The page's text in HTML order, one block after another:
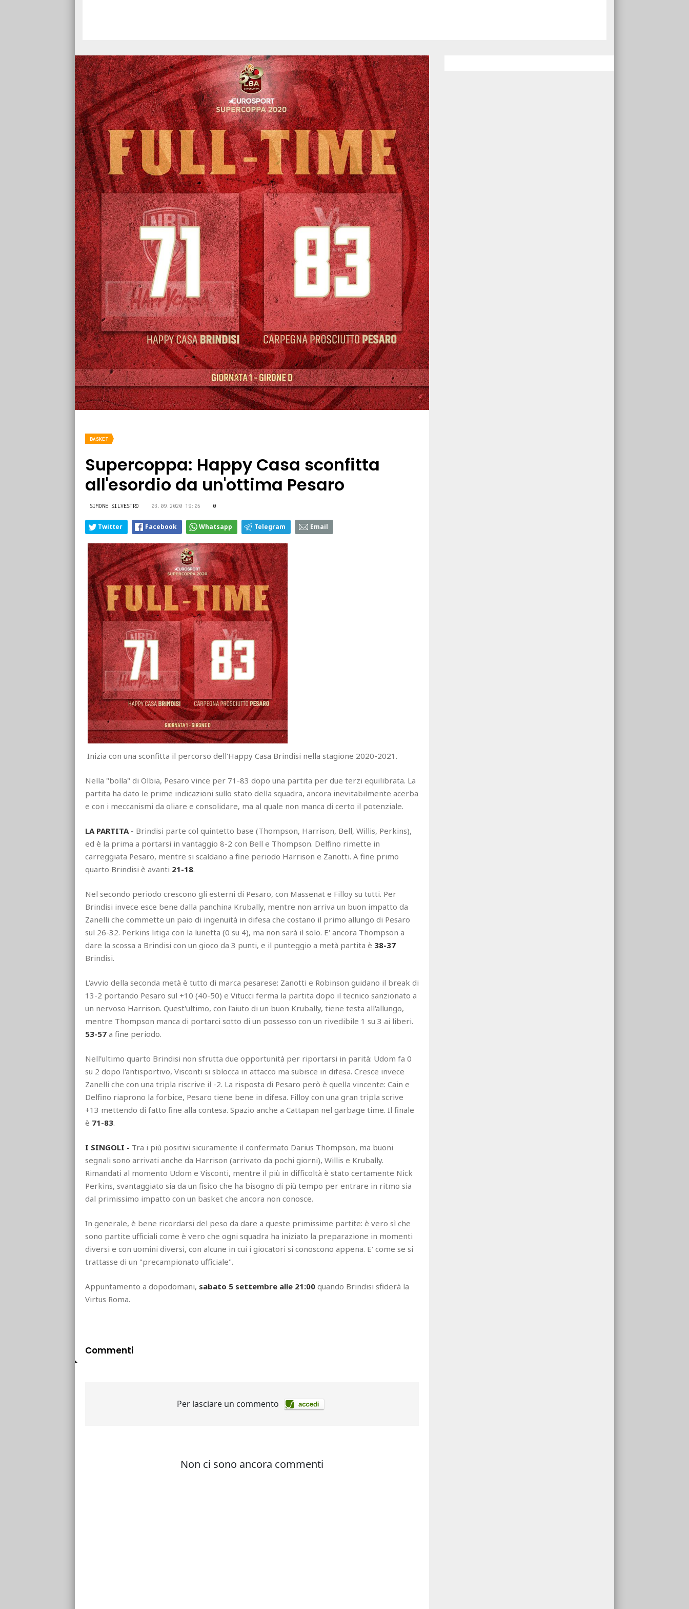
BASKET
Supercoppa: Happy Casa sconfitta
all'esordio da un'ottima Pesaro
SIMONE SILVESTRO 03.09.2020 19:05 0
Twitter Facebook Whatsapp Telegram Email
Inizia con una sconfitta il percorso dell'Happy Casa Brindisi nella stagione 2020-2021.
Nella "bolla" di Olbia, Pesaro vince per 71-83 dopo una partita per due terzi equilibrata. La
partita ha dato le prime indicazioni sullo stato della squadra, ancora inevitabilmente acerba
e con i meccanismi da oliare e consolidare, ma al quale non manca di certo il potenziale.
LA PARTITA- Brindisi parte col quintetto base (Thompson, Harrison, Bell, Willis, Perkins),
ed è la prima a portarsi in vantaggio 8-2 con Bell e Thompson. Delfino rimette in
carreggiata Pesaro, mentre si scaldano a fine periodo Harrison e Zanotti. A fine primo
quarto Brindisi è avanti 21-18.
Nel secondo periodo crescono gli esterni di Pesaro, con Massenat e Filloy su tutti. Per
Brindisi invece esce bene dalla panchina Krubally, mentre non arriva un buon impatto da
Zanelli che commette un paio di ingenuità in difesa che costano il primo allungo di Pesaro
sul 26-32. Perkins litiga con la lunetta (0 su 4), ma non sarà il solo. E' ancora Thompson a
dare la scossa a Brindisi con un gioco da 3 punti, e il punteggio a metà partita è 38-37
Brindisi.
L'avvio della seconda metà è tutto di marca pesarese: Zanotti e Robinson guidano il break di
13-2 portando Pesaro sul +10 (40-50) e Vitucci ferma la partita dopo il tecnico sanzionato a
un nervoso Harrison. Quest'ultimo, con l'aiuto di un buon Krubally, tiene testa all'allungo,
mentre Thompson manca di portarci sotto di un possesso con un rivedibile 1 su 3 ai liberi.
53-57 a fine periodo.
Nell'ultimo quarto Brindisi non sfrutta due opportunità per riportarsi in parità: Udom fa 0
su 2 dopo l'antisportivo, Visconti si sblocca in attacco ma subisce in difesa. Cresce invece
Zanelli che con una tripla riscrive il -2. La risposta di Pesaro però è quella vincente: Cain e
Delfino riaprono la forbice, Pesaro tiene bene in difesa. Filloy con una gran tripla scrive
+13 mettendo di fatto fine alla contesa. Spazio anche a Cattapan nel garbage time. Il finale
è 71-83.
I SINGOLI - Tra i più positivi sicuramente il confermato Darius Thompson, ma buoni
segnali sono arrivati anche da Harrison (arrivato da pochi giorni), Willis e Krubally.
Rimandati al momento Udom e Visconti, mentre il più in difficoltà è stato certamente Nick
Perkins, svantaggiato sia da un fisico che ha bisogno di più tempo per entrare in ritmo sia
dal primissimo impatto con un basket che ancora non conosce.
In generale, è bene ricordarsi del peso da dare a queste primissime partite: è vero sì che
sono partite ufficiali come è vero che ogni squadra ha iniziato la preparazione in momenti
diversi e con uomini diversi, con alcune in cui i giocatori si conoscono appena. E' come se si
trattasse di un "precampionato ufficiale".
Appuntamento a dopodomani, sabato 5 settembre alle 21:00 quando Brindisi sfiderà la
Virtus Roma.
Commenti